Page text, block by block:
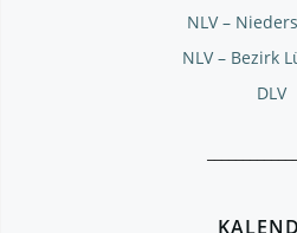
NLV –
NLV – Bezirk
DLV